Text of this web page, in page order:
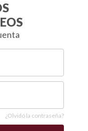
¿Olvidó la contraseña?